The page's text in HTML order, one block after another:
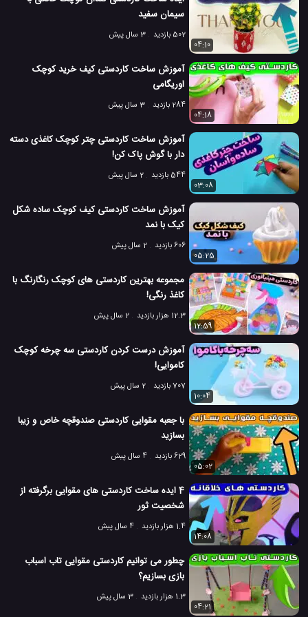
سیمان سفید
502 بازدید
3 سال پیش
04:10
آموزش ساخت کاردستی کیف خرید کوچک
اوریگامی
284 بازدید
3 سال پیش
04:18
آموزش ساخت کاردستی چتر کوچک کاغذی دسته
دار با گوش پاک کن! ️
544 بازدید
2 سال پیش
03:08
آموزش ساخت کاردستی کیف کوچک ساده شکل
کیک با نمد
606 بازدید
2 سال پیش
05:25
مجموعه بهترین کاردستی های کوچک رنگارنگ با
کاغذ رنگی!
12.3 هزار بازدید
2 سال پیش
12:59
آموزش درست کردن کاردستی سه چرخه کوچک
کاموایی!
707 بازدید
2 سال پیش
10:04
با جعبه مقوایی کاردستی صندوقچه خاص و زیبا
بسازید
629 بازدید
4 سال پیش
05:02
4 ایده ساخت کاردستی های مقوایی برگرفته از
شخصیت ثور
1.4 هزار بازدید
4 سال پیش
14:08
چطور می توانیم کاردستی مقوایی تاب اسباب
بازی بسازیم؟
1.3 هزار بازدید
3 سال پیش
04:21